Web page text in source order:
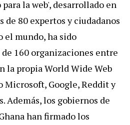
la web', desarrollado en
de 80 expertos y ciudadanos
el mundo, ha sido
160 organizaciones entre
la propia World Wide Web
Microsoft, Google, Reddit y
Además, los gobiernos de
han firmado los